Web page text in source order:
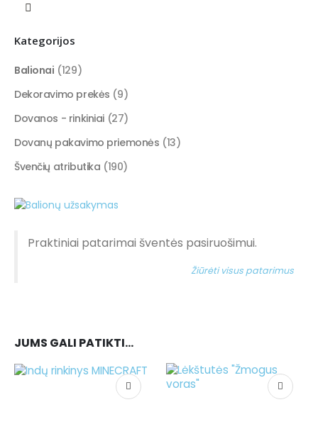
Kategorijos
Balionai (129)
Dekoravimo prekės (9)
Dovanos - rinkiniai (27)
Dovanų pakavimo priemonės (13)
Švenčių atributika (190)
Praktiniai patarimai šventės pasiruošimui.
Žiūrėti visus patarimus
JUMS GALI PATIKTI…